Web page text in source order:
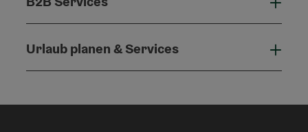
Urlaub planen & Services